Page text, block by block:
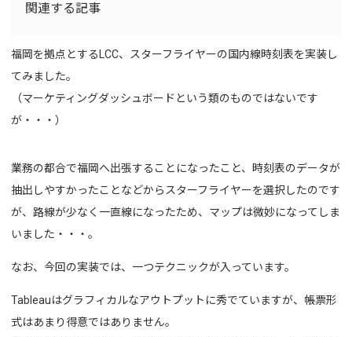
関連する記事
福岡を拠点とするLCC、スターフライヤーの国内線時刻表を実装し
てみました。
（マーケティングダッシュボードという類のものではないです
が・・・）
業務の都合で福岡へ出張することになったこと、時刻表のデータが
抽出しやすかったことなどからスターフライヤーを選択したのです
が、路線が少なく一直線になったため、マップは微妙になってしま
いました・・・。
なお、今回の実装では、一つテクニックが入っています。
Tableauはグラフィカルなアウトプットに秀でていますが、帳票形
式はあまり得意ではありません。